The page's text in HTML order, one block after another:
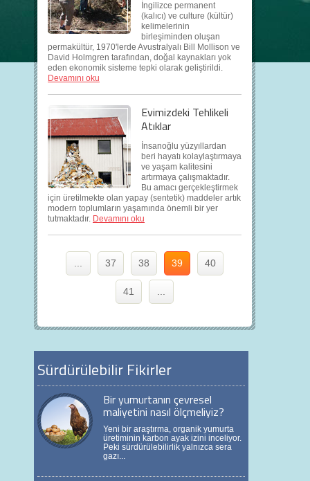
İngilizce permanent
(kalıcı) ve culture (kültür)
kelimelerinin
birleşiminden oluşan
permakültür, 1970'lerde Avustralyalı Bill Mollison ve
David Holmgren tarafından, doğal kaynakları yok
eden ekonomik sisteme tepki olarak geliştirildi.
Devamını oku
Evimizdeki Tehlikeli
Atıklar
İnsanoğlu yüzyıllardan
beri hayatı kolaylaştırmaya
ve yaşam kalitesini
artırmaya çalışmaktadır.
Bu amacı gerçekleştirmek
için üretilmekte olan yapay (sentetik) maddeler artık
modern toplumların yaşamında önemli bir yer
tutmaktadır. Devamını oku
37 38 39 40
41
Sürdürülebilir Fikirler
Bir yumurtanın çevresel
maliyetini nasıl ölçmeliyiz?
Yeni bir araştırma, organik yumurta
üretiminin karbon ayak izini inceliyor.
Peki sürdürülebilirlik yalnızca sera
gazı...